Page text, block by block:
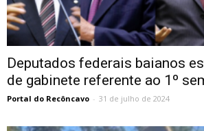
Deputados federais baianos
de gabinete referente ao 1º
Portal do Recôncavo - 31 de julho de 2024